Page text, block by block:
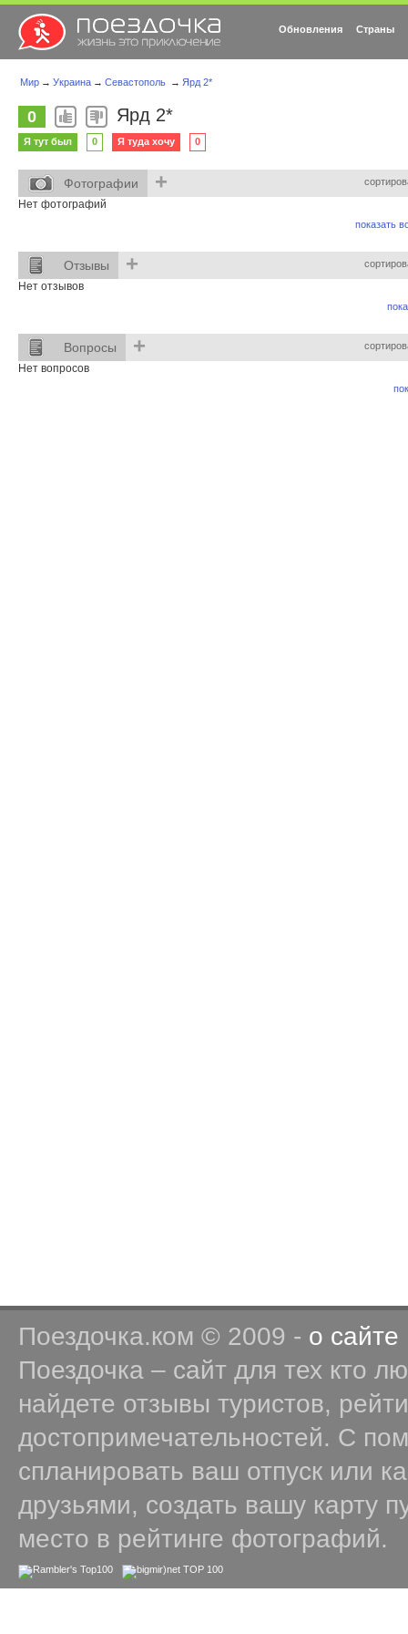
Обновления Страны
Мир → Украина → Севастополь → Ярд 2*
0 Ярд 2*
Я тут был 0 Я туда хочу 0
Фотографии +
Нет фотографий
показать
Отзывы +
Нет отзывов
Вопросы +
Нет вопросов
Поездочка.ком © 2009 - о сайте
Поездочка – сайт для тех кто
найдете отзывы туристов,
достопримечательностей. С
спланировать ваш отпуск или
друзьями, создать вашу карту
место в рейтинге фотографий.